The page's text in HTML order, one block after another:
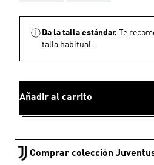
Da la talla estándar.
Te
talla habitual.
Añadir al carrito
Comprar colección